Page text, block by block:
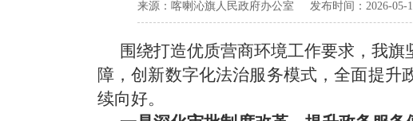
来源：喀喇沁旗人民政府办公室 发布时间：2026-05-
围绕打造优质营商环境工作要求，我
障，创新数字化法治服务模式，全面提
续向好。